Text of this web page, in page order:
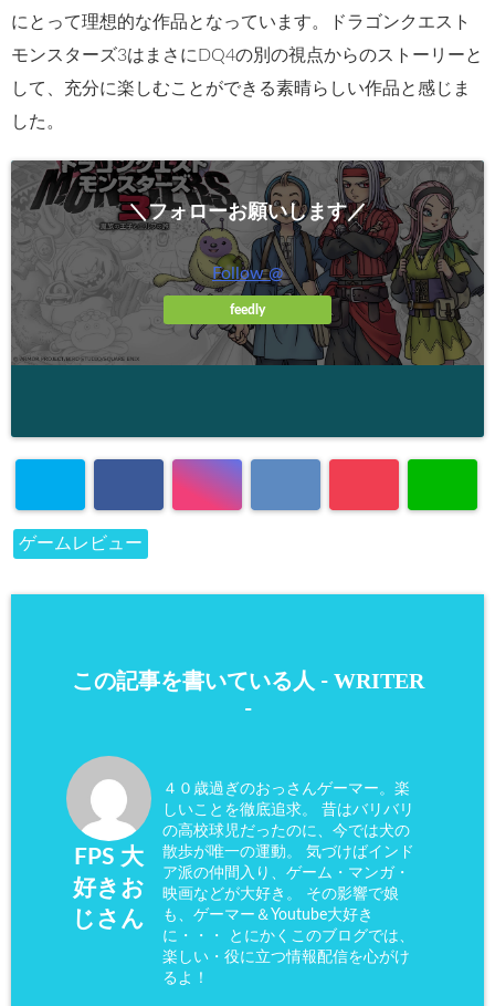
にとって理想的な作品となっています。ドラゴンクエスト
モンスターズ3はまさにDQ4の別の視点からのストーリーと
して、充分に楽しむことができる素晴らしい作品と感じま
した。
＼フォローお願いします／
Follow @
feedly
ゲームレビュー
この記事を書いている人 - WRITER
-
FPS 大
好きお
じさん
４０歳過ぎのおっさんゲーマー。楽
しいことを徹底追求。 昔はバリバリ
の高校球児だったのに、今では犬の
散歩が唯一の運動。 気づけばインド
ア派の仲間入り、ゲーム・マンガ・
映画などが大好き。 その影響で娘
も、ゲーマー＆Youtube大好き
に・・・ とにかくこのブログでは、
楽しい・役に立つ情報配信を心がけ
るよ！